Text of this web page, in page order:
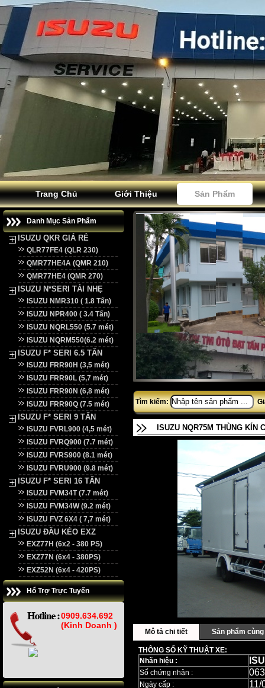
Trang Chủ Giới Thiệu Sản Phẩm
Danh Mục Sản Phẩm
ISUZU QKR GIÁ RẺ
QLR77FE4 (QLR 230)
QMR77HE4A (QMR 210)
QMR77HE4 (QMR 270)
ISUZU N*SERI TẢI NHẸ
ISUZU NMR310 ( 1.8 Tấn)
ISUZU NPR400 ( 3.4 Tấn)
ISUZU NQRL550 (5.7 mét)
ISUZU NQRM550(6.2 mét)
ISUZU F* SERI 6.5 TẤN
ISUZU FRR90H (3,5 mét)
ISUZU FRR90L (5,7 mét)
ISUZU FRR90N (6,8 mét)
ISUZU FRR90Q (7.5 mét)
ISUZU F* SERI 9 TẤN
ISUZU FVRL900 (4,5 mét)
ISUZU FVRQ900 (7.7 mét)
ISUZU FVRS900 (8.1 mét)
ISUZU FVRU900 (9.8 mét)
ISUZU F* SERI 16 TẤN
ISUZU FVM34T (7.7 mét)
ISUZU FVM34W (9.2 mét)
ISUZU FVZ 6X4 ( 7,7 mét)
ISUZU ĐẦU KÉO EXZ
EXZ77H (6x2 - 380 PS)
EXZ77N (6x4 - 380PS)
EXZ52N (6x4 - 420PS)
Hổ Trợ Trực Tuyến
0909.634.692
(Kinh Doanh )
Tìm kiếm:
ISUZU NQR75M THÙNG KÍN
Mô tả chi tiết Sản phẩm
THÔNG SỐ KỸ THUẬT XE:
Nhãn hiệu :
Số chứng nhận :
Ngày cấp : 11/